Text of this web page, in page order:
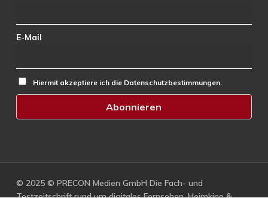
E-Mail
Hiermit akzeptiere ich die Datenschutzbestimmungen.
© 2025 © PRECON Medien GmbH Die Fach- und